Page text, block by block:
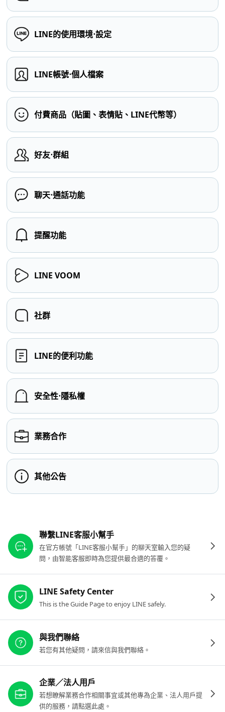
LINE的使用環境⋅設定
LINE帳號⋅個人檔案
付費商品（貼圖、表情貼、LINE代幣等）
好友⋅群組
聊天⋅通話功能
提醒功能
LINE VOOM
社群
LINE的便利功能
安全性⋅隱私權
業務合作
其他公告
聯繫LINE客服小幫手
在官方帳號「LINE客服小幫手」的聊天室輸入您的疑
問，由智能客服即時為您提供最合適的答覆。
LINE Safety Center
This is the Guide Page to enjoy LINE safely.
與我們聯絡
若您有其他疑問，請來信與我們聯絡。
企業／法人用戶
若想瞭解業務合作相關事宜或其他專為企業、法人用戶提
供的服務，請點選此處。